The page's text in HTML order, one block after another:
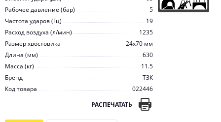
Рабочее давление (бар)
5
Частота ударов (Гц)
19
Расход воздуха (л/мин)
1235
Размер хвостовика
24х70 мм
Длина (мм)
630
Масса (кг)
11.5
Бренд
ТЗК
Код товара
022446
РАСПЕЧАТАТЬ